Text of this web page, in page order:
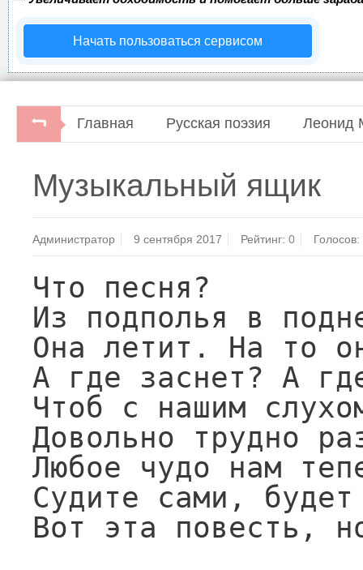
Начать пользоваться сервисом
Главная Русская поэзия Леонид
Советский писатель, 1986.
Музыкальный ящик
Администратор 9 сентября 2017 Рейтинг:0 Голосов:
Что песня?
Из подполья в
Она летит. На то
А где заснет? А
Чтоб с нашим
Довольно трудно
Любое чудо нам
Судите сами,
Вот эта повесть,